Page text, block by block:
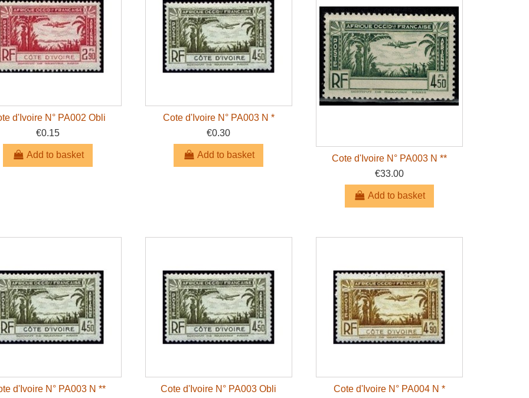
d'Ivoire N° PA002 Obli
€0.15
Add to basket
Cote d'Ivoire N° PA003 N *
€0.30
Add to basket
Cote d'Ivoire N° PA003 N **
€33.00
Add to basket
d'Ivoire N° PA003 N **
Cote d'Ivoire N° PA003 Obli
Cote d'Ivoire N° PA004 N *